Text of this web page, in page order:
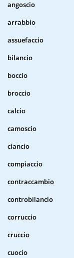
angoscio
arrabbio
assuefaccio
bilancio
boccio
broccio
calcio
camoscio
ciancio
compiaccio
contraccambio
controbilancio
corruccio
cruccio
cuocio